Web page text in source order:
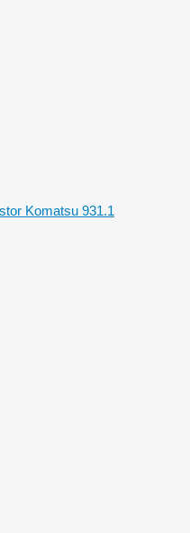
Komatsu 931.1